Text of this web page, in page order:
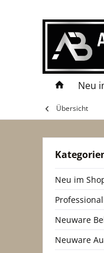
Neu
Übersicht
Neu im
Neuware
Neuware